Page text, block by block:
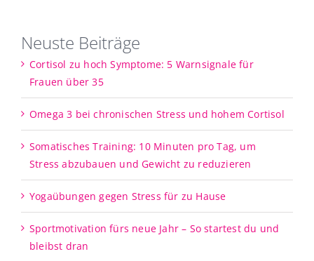
Neuste Beiträge
Cortisol zu hoch Symptome: 5 Warnsignale für
Frauen über 35
Omega 3 bei chronischen Stress und hohem Cortisol
Somatisches Training: 10 Minuten pro Tag, um
Stress abzubauen und Gewicht zu reduzieren
Yogaübungen gegen Stress für zu Hause
Sportmotivation fürs neue Jahr – So startest du und
bleibst dran